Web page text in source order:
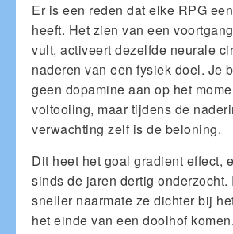
Er is een reden dat elke RPG
heeft. Het zien van een
vult, activeert dezelfde neurale
naderen van een fysiek doel. Je
geen dopamine aan op het
voltooiing, maar tijdens de
verwachting zelf is de beloning.
Dit heet het goal gradient effect,
sinds de jaren dertig onderzocht.
sneller naarmate ze dichter bij
het einde van een doolhof komen.